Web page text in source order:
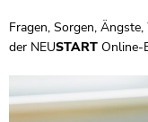
Fragen, Sorgen,
der NEUSTART Online-